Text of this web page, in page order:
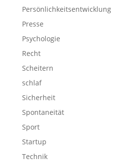
Persönlichkeitsentwicklung
Presse
Psychologie
Recht
Scheitern
schlaf
Sicherheit
Spontaneität
Sport
Startup
Technik